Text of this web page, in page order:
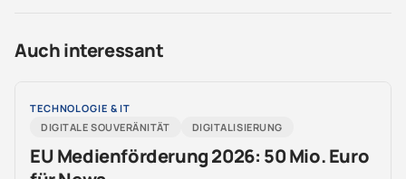
Auch interessant
TECHNOLOGIE & IT
DIGITALE SOUVERÄNITÄT
DIGITALISIERUNG
EU Medienförderung 2026: 50 Mio. Euro